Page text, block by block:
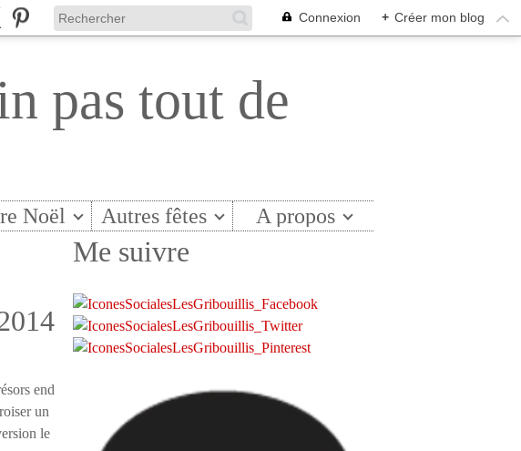
Connexion + Créer mon blog
pas tout de
Noël Autres fêtes A propos
end
un
le
Me suivre